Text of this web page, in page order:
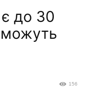
є до 30
можуть
156